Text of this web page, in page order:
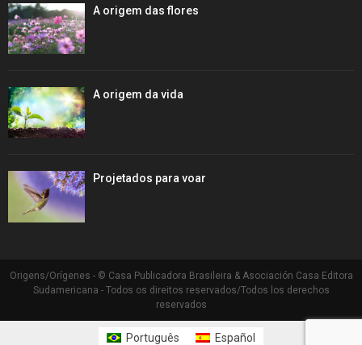
A origem das flores
A origem da vida
Projetados para voar
Origens/Orígenes - © Casa Publicadora Brasileira & Asociación Casa Editora
Sudamericana - Todos os direitos reservados/Todos los derechos
reservados
Português Español